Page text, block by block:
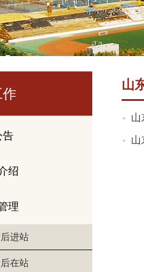
作
告
绍
理
进站
在站
山
山
山